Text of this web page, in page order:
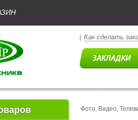
Как сделать
Фото, Видео,